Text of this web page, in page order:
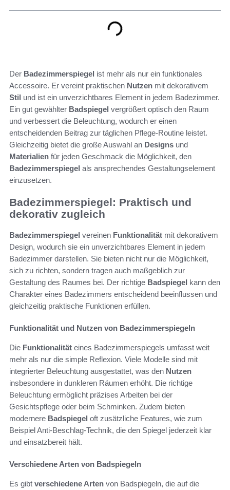
Der Badezimmerspiegel ist mehr als nur ein funktionales
Accessoire. Er vereint praktischen Nutzen mit dekorativem
Stil und ist ein unverzichtbares Element in jedem Badezimmer.
Ein gut gewählter Badspiegel vergrößert optisch den Raum
und verbessert die Beleuchtung, wodurch er einen
entscheidenden Beitrag zur täglichen Pflege-Routine leistet.
Gleichzeitig bietet die große Auswahl an Designs und
Materialien für jeden Geschmack die Möglichkeit, den
Badezimmerspiegel als ansprechendes Gestaltungselement
einzusetzen.
Badezimmerspiegel: Praktisch und
dekorativ zugleich
Badezimmerspiegel vereinen Funktionalität mit dekorativem
Design, wodurch sie ein unverzichtbares Element in jedem
Badezimmer darstellen. Sie bieten nicht nur die Möglichkeit,
sich zu richten, sondern tragen auch maßgeblich zur
Gestaltung des Raumes bei. Der richtige Badspiegel kann den
Charakter eines Badezimmers entscheidend beeinflussen und
gleichzeitig praktische Funktionen erfüllen.
Funktionalität und Nutzen von Badezimmerspiegeln
Die Funktionalität eines Badezimmerspiegels umfasst weit
mehr als nur die simple Reflexion. Viele Modelle sind mit
integrierter Beleuchtung ausgestattet, was den Nutzen
insbesondere in dunkleren Räumen erhöht. Die richtige
Beleuchtung ermöglicht präzises Arbeiten bei der
Gesichtspflege oder beim Schminken. Zudem bieten
modernere Badspiegel oft zusätzliche Features, wie zum
Beispiel Anti-Beschlag-Technik, die den Spiegel jederzeit klar
und einsatzbereit hält.
Verschiedene Arten von Badspiegeln
Es gibt verschiedene Arten von Badspiegeln, die auf die